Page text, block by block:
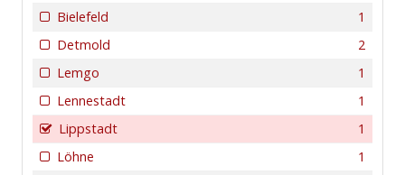
1
Bielefeld
2
Detmold
1
Lemgo
1
Lennestadt
1
Lippstadt
1
Löhne